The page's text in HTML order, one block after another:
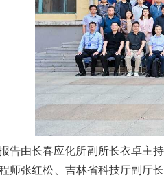
告由长春应化所副所长衣卓主持
师张红松 吉林省科技厅副厅